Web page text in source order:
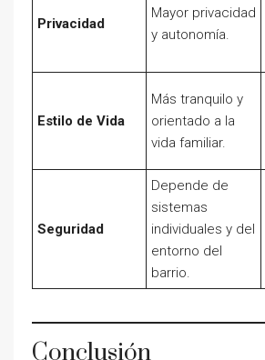
Privacidad
Mayor privacidad
y autonomía.
Estilo de Vida
Más tranquilo y
orientado a la
vida familiar.
Seguridad
Depende de
sistemas
individuales y del
entorno del
barrio.
Conclusión